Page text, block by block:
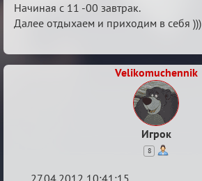
Начиная с 11 -00 завтрак.
Далее отдыхаем и приходим в себя )))
Velikomuchennik
Игрок
8
27.04.2012 10:41:15